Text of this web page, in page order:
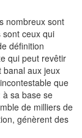
nombreux sont
ceux qui
définition
qui peut revêtir
banal aux jeux
que
à sa base se
de milliers de
génèrent des